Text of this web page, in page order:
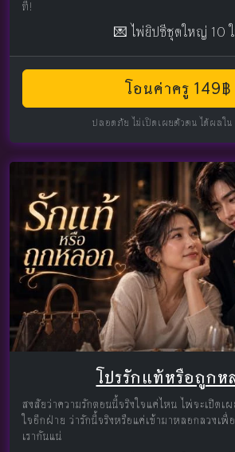
ที!
💌 ไพ่ยิปซีชุดใหญ่ 10
โอนค่าครู 149฿
ปลอดภัย ไม่เปิดเผยตัวตน ได้ผลใน
โปรรักแท้หรือถูกห
สงสัยว่าความรักตอนนี้จริงใจแค่ไหน ไพ่จะเปิด
ใจอีกฝ่าย ว่ารักนี้จริงหรือแค่เข้ามาหลอกลวงเพื่
เรากันแน่